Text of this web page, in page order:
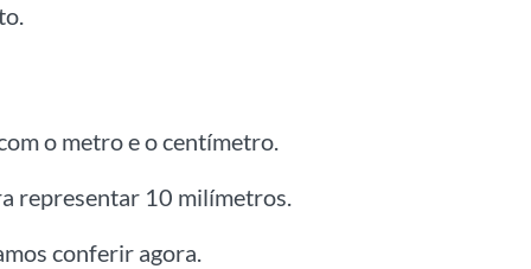
o metro e o centímetro.
representar 10 milímetros.
conferir agora.